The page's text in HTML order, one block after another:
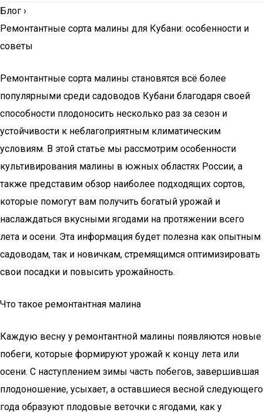
Блог ›
Ремонтантные сорта малины для Кубани: особенности и
советы
Ремонтантные сорта малины становятся всё более
популярными среди садоводов Кубани благодаря своей
способности плодоносить несколько раз за сезон и
устойчивости к неблагоприятным климатическим
условиям. В этой статье мы рассмотрим особенности
культивирования малины в южных областях России, а
также представим обзор наиболее подходящих сортов,
которые помогут вам получить богатый урожай и
наслаждаться вкусными ягодами на протяжении всего
лета и осени. Эта информация будет полезна как опытным
садоводам, так и новичкам, стремящимся оптимизировать
свои посадки и повысить урожайность.
Что такое ремонтантная малина
Каждую весну у ремонтантной малины появляются новые
побеги, которые формируют урожай к концу лета или
осени. С наступлением зимы часть побегов, завершившая
плодоношение, усыхает, а оставшиеся весной следующего
года образуют плодовые веточки с ягодами, как у